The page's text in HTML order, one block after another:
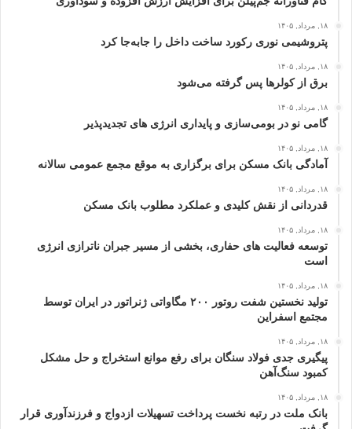
۱۸, مرداد, ۱۴۰۵
پتروشیمی نوری رکورد ساخت داخل را جابه‌جا کرد
۱۸, مرداد, ۱۴۰۵
برق از کولرها پس گرفته می‌شود
۱۸, مرداد, ۱۴۰۵
گامی نو در بومی‌سازی و پایداری انرژی‌ های تجدیدپذیر
۱۸, مرداد, ۱۴۰۵
آمادگی بانک مسکن برای برگزاری به موقع مجمع عمومی سالانه
۱۸, مرداد, ۱۴۰۵
قدردانی از نقش کلیدی و عملکرد مطلوب بانک مسکن
۱۸, مرداد, ۱۴۰۵
توسعه فعالیت‌ های حفاری، بخشی از مسیر جبران ناترازی انرژی
است
۱۸, مرداد, ۱۴۰۵
تولید نخستین شفت روتور ۲۰۰ مگاواتی ژنراتور در ایران توسط
مجتمع اسفراین
۱۸, مرداد, ۱۴۰۵
پیگیری جدی فولاد سنگان برای رفع موانع استخراج و حل مشکل
کمبود سنگ‌آهن
۱۸, مرداد, ۱۴۰۵
بانک ملت در رتبه نخست پرداخت تسهیلات ازدواج و فرزندآوری قرار